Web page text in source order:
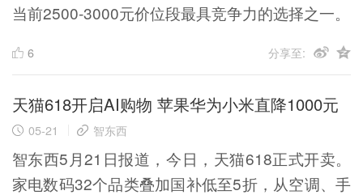
当前2500-3000元价位段最具竞争力的选择之一。
6 分享至:
天猫618开启AI购物 苹果华为小米直降1000元
05-21 智东西
智东西5月21日报道，今日，天猫618正式开卖。
家电数码32个品类叠加国补低至5折，从空调、手